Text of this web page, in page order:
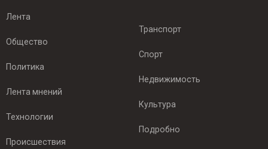
Лента
Общество
Политика
Лента мнений
Технологии
Происшествия
Транспорт
Спорт
Недвижимость
Культура
Подробно